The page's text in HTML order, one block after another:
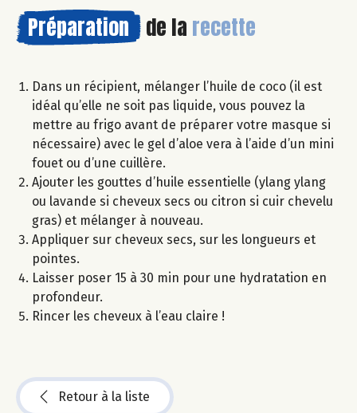
Préparation de la recette
Dans un récipient, mélanger l’huile de coco (il est
idéal qu’elle ne soit pas liquide, vous pouvez la
mettre au frigo avant de préparer votre masque si
nécessaire) avec le gel d’aloe vera à l’aide d’un mini
fouet ou d’une cuillère.
Ajouter les gouttes d’huile essentielle (ylang ylang
ou lavande si cheveux secs ou citron si cuir chevelu
gras) et mélanger à nouveau.
Appliquer sur cheveux secs, sur les longueurs et
pointes.
Laisser poser 15 à 30 min pour une hydratation en
profondeur.
Rincer les cheveux à l’eau claire !
Retour à la liste